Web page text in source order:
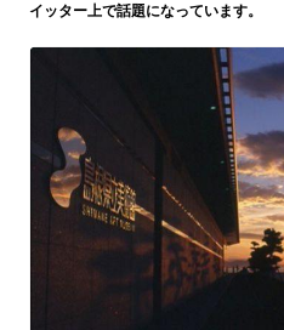
イッター上で話題になっています。